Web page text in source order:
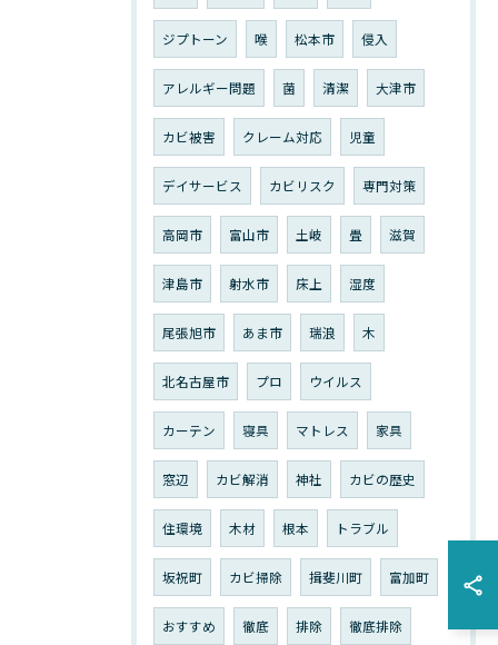
ジプトーン 喉 松本市 侵入
アレルギー問題 菌 清潔 大津市
カビ被害 クレーム対応 児童
デイサービス カビリスク 専門対策
高岡市 富山市 土岐 畳 滋賀
津島市 射水市 床上 湿度
尾張旭市 あま市 瑞浪 木
北名古屋市 プロ ウイルス
カーテン 寝具 マトレス 家具
窓辺 カビ解消 神社 カビの歴史
住環境 木材 根本 トラブル
坂祝町 カビ掃除 揖斐川町 富加町
おすすめ 徹底 排除 徹底排除